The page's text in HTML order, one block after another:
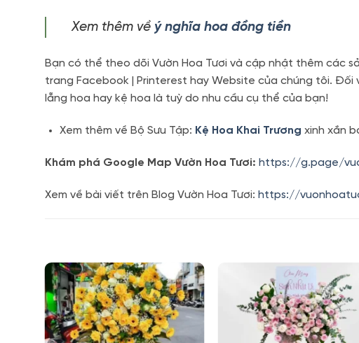
Xem thêm về ý nghĩa hoa đồng tiền
Bạn có thể theo dõi Vườn Hoa Tươi và cập nhật thêm các
trang Facebook | Printerest hay Website của chúng tôi.
lẵng hoa hay kệ hoa là tuỳ do nhu cầu cụ thể của bạn!
Xem thêm về Bộ Sưu Tập: Kệ Hoa Khai Trương xinh xắn
Khám phá Google Map Vườn Hoa Tươi: https://g.page/
Xem về bài viết trên Blog Vườn Hoa Tươi: https://